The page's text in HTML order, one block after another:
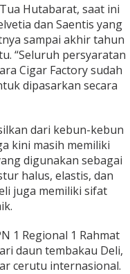
Hutabarat, saat ini
dan Saentis yang
sampai akhir tahun
“Seluruh persyaratan
Cigar Factory sudah
dipasarkan secara
dari kebun-kebun
kini masih memiliki
digunakan sebagai
halus, elastis, dan
juga memiliki sifat
1 Regional 1 Rahmat
daun tembakau Deli,
cerutu internasional.